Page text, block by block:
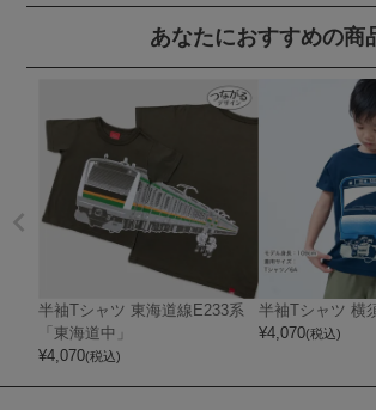
あなたにおすすめの商
半袖Tシャツ 東海道線E233系
「東海道中」
¥4,070(税込)
半袖Tシャツ 横
¥4,070(税込)